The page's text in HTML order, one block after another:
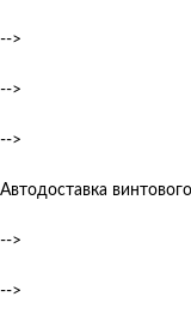
-->
-->
-->
Автодоставка
-->
-->